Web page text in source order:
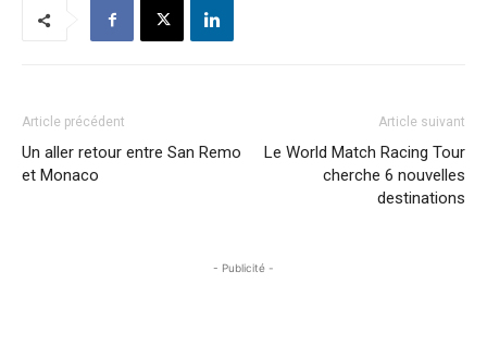
Article précédent
Un aller retour entre San Remo
et Monaco
Article suivant
Le World Match Racing Tour
cherche 6 nouvelles
destinations
- Publicité -